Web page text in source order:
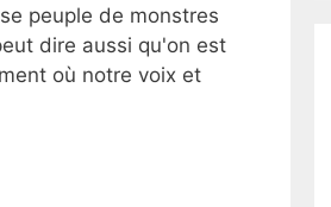
peuple de monstres
dire aussi qu'on est
où notre voix et